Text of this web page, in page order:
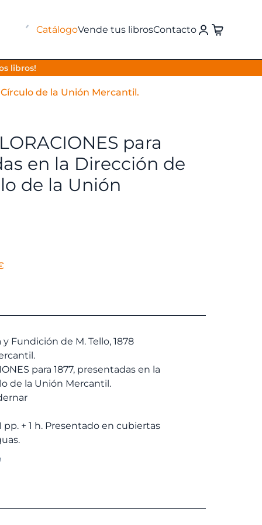
CatálogoVende tus librosContacto
libros!
de la Unión Mercantil.
para
en la Dirección de
de la Unión
es:
Fundición de M. Tello, 1878
para 1877, presentadas en la
de la Unión Mercantil.
+ 1 h. Presentado en cubiertas